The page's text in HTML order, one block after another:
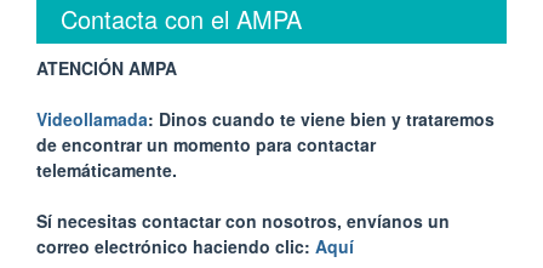
Contacta con el AMPA
ATENCIÓN AMPA
Videollamada: Dinos cuando te viene bien y trataremos
de encontrar un momento para contactar
telemáticamente.
Sí necesitas contactar con nosotros, envíanos un
correo electrónico haciendo clic: Aquí